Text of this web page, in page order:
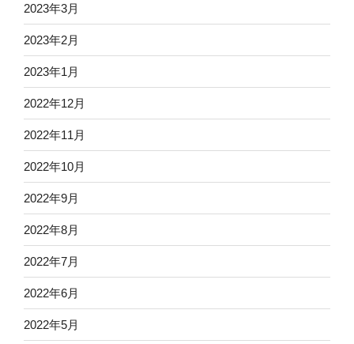
2023年3月
2023年2月
2023年1月
2022年12月
2022年11月
2022年10月
2022年9月
2022年8月
2022年7月
2022年6月
2022年5月